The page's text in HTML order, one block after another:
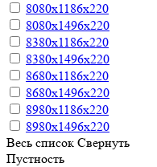
8080х1186х220
8080х1496х220
8380х1186х220
8380х1496х220
8680х1186х220
8680х1496х220
8980х1186х220
8980х1496х220
Весь список Свернуть
Пустность